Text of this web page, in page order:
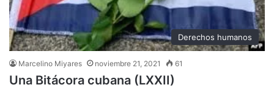
Derechos humanos
Marcelino Miyares noviembre 21, 2021 61
Una Bitácora cubana (LXXII)